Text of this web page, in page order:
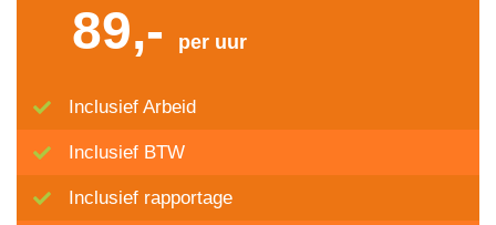
89,- per uur
Inclusief Arbeid
Inclusief BTW
Inclusief rapportage